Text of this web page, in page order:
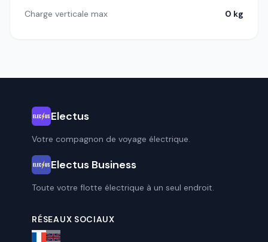
Charge verticale max 0 kg
Electus
Votre compagnon de voyage électrique.
Electus Business
Toute votre flotte électrique à un seul endroit.
RÉSEAUX SOCIAUX